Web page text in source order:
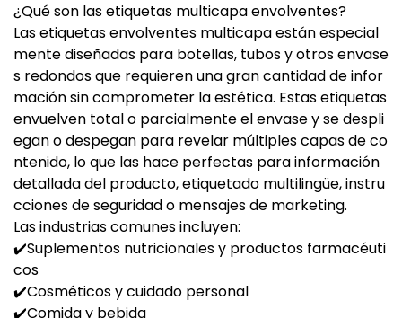
¿Qué son las etiquetas multicapa envolventes?
Las etiquetas envolventes multicapa están especial
mente diseñadas para botellas, tubos y otros envase
s redondos que requieren una gran cantidad de infor
mación sin comprometer la estética. Estas etiquetas
envuelven total o parcialmente el envase y se despli
egan o despegan para revelar múltiples capas de co
ntenido, lo que las hace perfectas para información
detallada del producto, etiquetado multilingüe, instru
cciones de seguridad o mensajes de marketing.
Las industrias comunes incluyen:
✔️Suplementos nutricionales y productos farmacéuti
cos
✔️Cosméticos y cuidado personal
✔️Comida y bebida